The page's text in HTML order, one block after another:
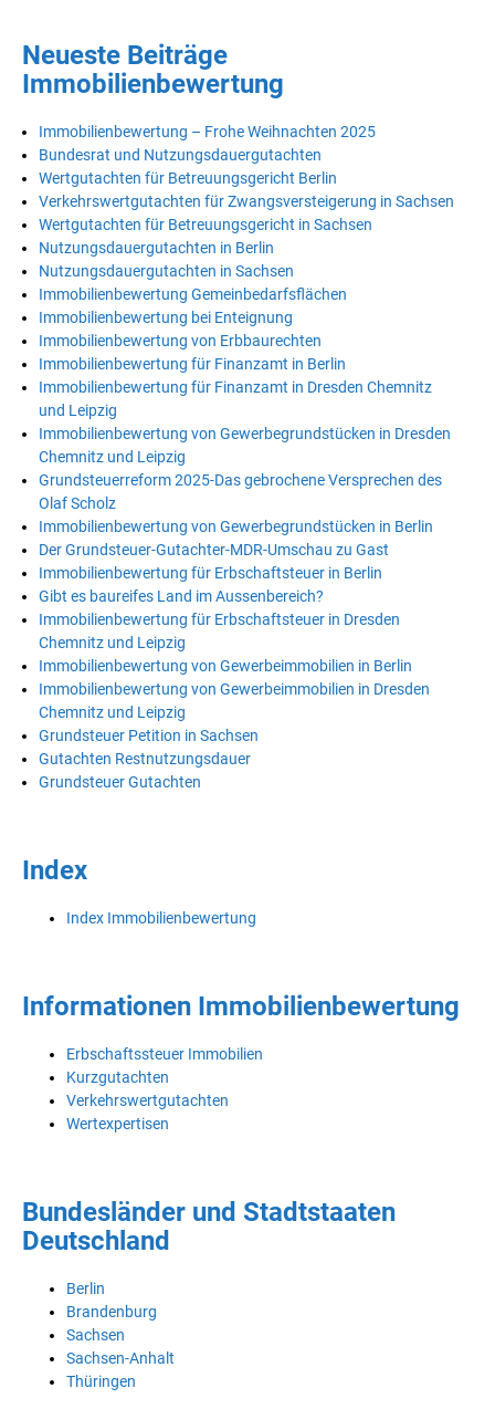
Neueste Beiträge
Immobilienbewertung
Immobilienbewertung – Frohe Weihnachten 2025
Bundesrat und Nutzungsdauergutachten
Wertgutachten für Betreuungsgericht Berlin
Verkehrswertgutachten für Zwangsversteigerung in Sachsen
Wertgutachten für Betreuungsgericht in Sachsen
Nutzungsdauergutachten in Berlin
Nutzungsdauergutachten in Sachsen
Immobilienbewertung Gemeinbedarfsflächen
Immobilienbewertung bei Enteignung
Immobilienbewertung von Erbbaurechten
Immobilienbewertung für Finanzamt in Berlin
Immobilienbewertung für Finanzamt in Dresden Chemnitz
und Leipzig
Immobilienbewertung von Gewerbegrundstücken in Dresden
Chemnitz und Leipzig
Grundsteuerreform 2025-Das gebrochene Versprechen des
Olaf Scholz
Immobilienbewertung von Gewerbegrundstücken in Berlin
Der Grundsteuer-Gutachter-MDR-Umschau zu Gast
Immobilienbewertung für Erbschaftsteuer in Berlin
Gibt es baureifes Land im Aussenbereich?
Immobilienbewertung für Erbschaftsteuer in Dresden
Chemnitz und Leipzig
Immobilienbewertung von Gewerbeimmobilien in Berlin
Immobilienbewertung von Gewerbeimmobilien in Dresden
Chemnitz und Leipzig
Grundsteuer Petition in Sachsen
Gutachten Restnutzungsdauer
Grundsteuer Gutachten
Index
Index Immobilienbewertung
Informationen Immobilienbewertung
Erbschaftssteuer Immobilien
Kurzgutachten
Verkehrswertgutachten
Wertexpertisen
Bundesländer und Stadtstaaten
Deutschland
Berlin
Brandenburg
Sachsen
Sachsen-Anhalt
Thüringen